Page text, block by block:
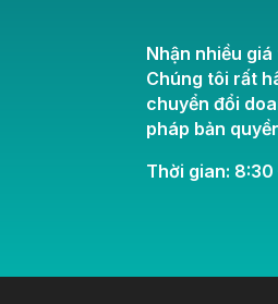
Nhận nhiều
Chúng tôi rất
chuyển đổi
pháp bản
Thời gian: 8:30